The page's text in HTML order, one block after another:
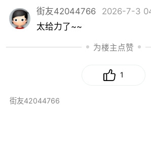
街友42044766
2026-7-3
太给力了~~
为楼主点赞
1
街友42044766